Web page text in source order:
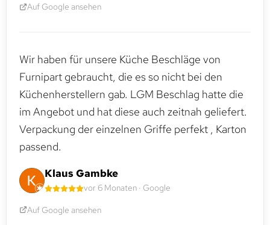
Auf Google ansehen
Wir haben für unsere Küche Beschläge von
Furnipart gebraucht, die es so nicht bei den
Küchenherstellern gab. LGM Beschlag hatte die
im Angebot und hat diese auch zeitnah geliefert.
Verpackung der einzelnen Griffe perfekt , Karton
passend.
Klaus Gambke
vor 6 Monaten · Google
Auf Google ansehen